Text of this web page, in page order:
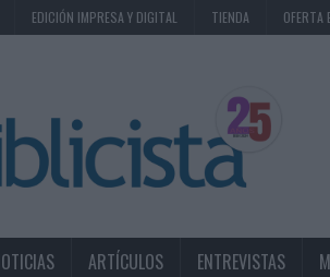
EDICIÓN IMPRESA Y DIGITAL TIENDA OFERTA
ARTÍCULOS ENTREVISTAS